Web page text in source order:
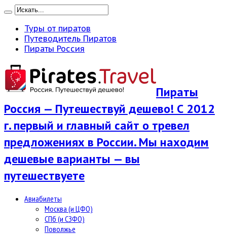
Туры от пиратов
Путеводитель Пиратов
Пираты Россия
Пираты
Россия — Путешествуй дешево! С 2012
г. первый и главный сайт о тревел
предложениях в России. Мы находим
дешевые варианты — вы
путешествуете
Авиабилеты
Москва (и ЦФО)
СПб (и СЗФО)
Поволжье